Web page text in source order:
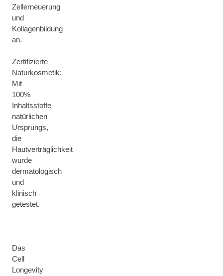
Zellerneuerung
und
Kollagenbildung
an.
Zertifizierte
Naturkosmetik:
Mit
100%
Inhaltsstoffe
natürlichen
Ursprungs,
die
Hautverträglichkeit
wurde
dermatologisch
und
klinisch
getestet.
Das
Cell
Longevity